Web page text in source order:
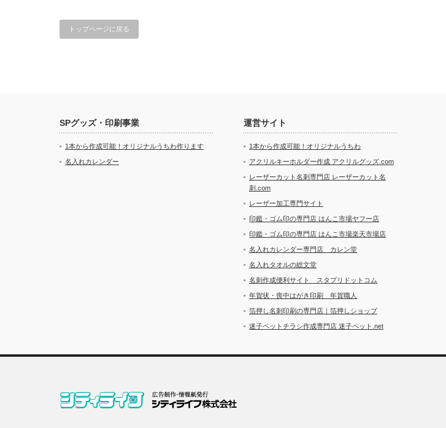
トップページに戻る
SPグッズ・印刷事業
1本から作成可能！オリジナルうちわ作ります
名入れカレンダー
運営サイト
1本から作成可能！オリジナルうちわ
アクリルキーホルダー作成 アクリルグッズ.com
レーザーカット名刺専門店 レーザーカット名
刺.com
レーザー加工専門サイト
印鑑・ゴム印の専門店 はんこ市場ヤフー店
印鑑・ゴム印の専門店 はんこ市場楽天市場店
名入れカレンダー専門店 カレン堂
名入れタオルの総文堂
名刺作成便利サイト スタプリドットコム
年賀状・喪中はがき印刷 年賀職人
箔押し名刺印刷の専門店｜箔押しショップ
迷子ペットチラシ作成専門店 迷子ペット.net